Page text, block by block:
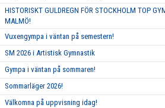
HISTORISKT GULDREGN FÖR STOCKHOLM TOP
MALMÖ!
Vuxengympa i väntan på semestern!
SM 2026 i Artistisk Gymnastik
Gympa i väntan på sommaren!
Sommarläger 2026!
Välkomna på uppvisning idag!